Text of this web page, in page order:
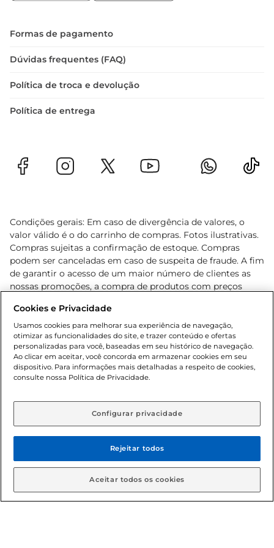
Formas de pagamento
Dúvidas frequentes (FAQ)
Política de troca e devolução
Política de entrega
Condições gerais: Em caso de divergência de valores, o
valor válido é o do carrinho de compras. Fotos ilustrativas.
Compras sujeitas a confirmação de estoque. Compras
podem ser canceladas em caso de suspeita de fraude. A fim
de garantir o acesso de um maior número de clientes as
nossas promoções, a compra de produtos com preços
cliente. Os preços, ofertas e condições são exclusivos para
o e-commerce e válidos durante o dia de hoje, podendo
sofrer alterações sem prévia notificação. Proibida a venda
de bebidas alcoólicas para menores de 18 anos, conforme
Lei n.º 8069/90, art. 81, inciso II (Estatuto da Criança e do
Adolescente). Preços e condições exclusivos para o
aviso prévio. O valor mínimo para as compras on-line é de
© 2026 Copyright. Todos os direitos
reservados Gbarbosa.
Cookies e Privacidade
Usamos cookies para melhorar sua experiência de navegação,
otimizar as funcionalidades do site, e trazer conteúdo e ofertas
personalizadas para você, baseadas em seu histórico de navegação.
Ao clicar em aceitar, você concorda em armazenar cookies em seu
dispositivo. Para informações mais detalhadas a respeito de cookies,
consulte nossa Política de Privacidade.
Configurar privacidade
Rejeitar todos
Aceitar todos os cookies